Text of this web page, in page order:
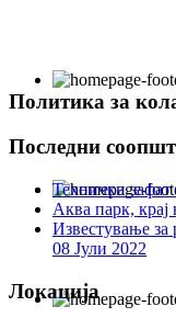
Политика за
Последни
Технички зафат
Аква парк, крај
Известување
08 Јули 2022
Локација